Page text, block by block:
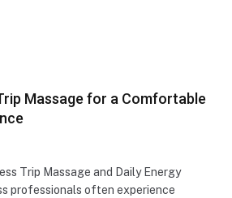
Massage for a Comfortable
Trip Massage and Daily Energy
professionals often experience